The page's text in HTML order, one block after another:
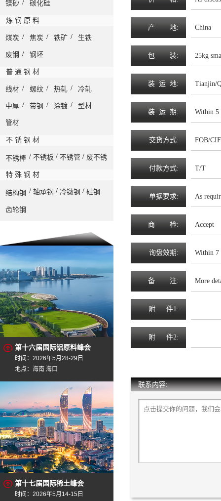
镁砂 / 碳化硅
炼 钢 原 料
煤炭 / 焦炭 / 铁矿 / 生铁
废钢 / 钢坯
普 通 钢 材
线材 / 螺纹 / 热轧 / 冷轧
中厚 / 带钢 / 涂镀 / 型材
管材
不 锈 钢 材
不锈棒 / 不锈板 / 不锈管 / 废不锈
特 殊 钢 材
结构钢 / 轴承钢 / 冷镦钢 / 硅钢
齿轮钢
第十六届国际铝原料峰会
时间：2026年5月28-29日
地点：海南 海口
第十七届国际稀土峰会
时间：2026年5月14-15日
产 地: China
包 装: 25kg
装 运 地: Tianjin/
装 运 期 : Within 5
交货方式: FOB/
付款方式: T/T
单据要求: As
商 检: Accept
询盘效期 : Within 7
备 注: More
附 件1:
附 件2:
联系内容: